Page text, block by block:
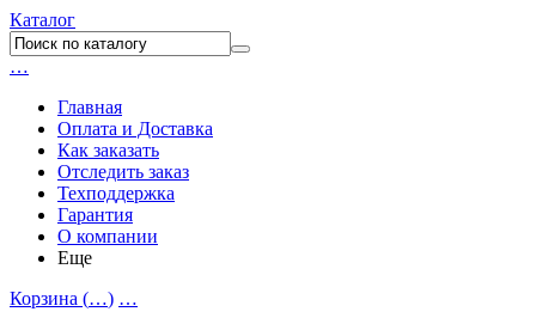
Каталог
…
Главная
Оплата и Доставка
Как заказать
Отследить заказ
Техподдержка
Гарантия
О компании
Еще
Корзина (…) …